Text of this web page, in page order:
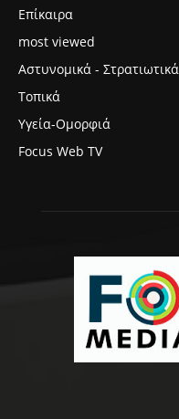
Επίκαιρα
most viewed
Αστυνομικά - Στρατιωτικά
Τοπικά
Υγεία-Ομορφιά
Focus Web TV